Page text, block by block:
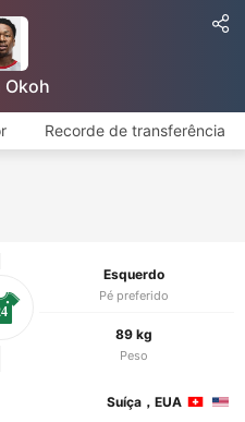
Okoh
Recorde de transferência
Esquerdo
Pé preferido
89 kg
Peso
Suíça，EUA